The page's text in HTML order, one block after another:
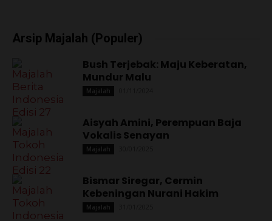
Arsip Majalah (Populer)
Bush Terjebak: Maju Keberatan,
Mundur Malu
Majalah
Aisyah Amini, Perempuan Baja
Vokalis Senayan
Majalah
Bismar Siregar, Cermin
Kebeningan Nurani Hakim
Majalah